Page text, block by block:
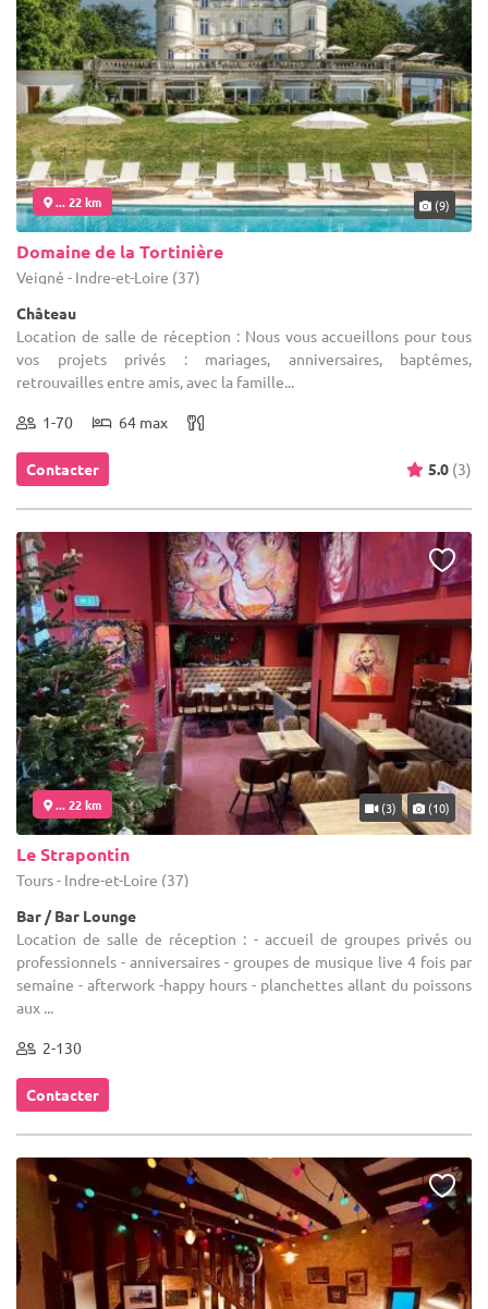
... 22 km (9)
Domaine de la Tortinière
Veigné - Indre-et-Loire (37)
Château
Location de salle de réception : Nous vous accueillons pour tous
vos projets privés : mariages, anniversaires, baptêmes,
retrouvailles entre amis, avec la famille...
1-70 64 max
Contacter 5.0 (3)
... 22 km (3) (10)
Le Strapontin
Tours - Indre-et-Loire (37)
Bar / Bar Lounge
Location de salle de réception : - accueil de groupes privés ou
professionnels - anniversaires - groupes de musique live 4 fois par
semaine - afterwork -happy hours - planchettes allant du poissons
aux ...
2-130
Contacter